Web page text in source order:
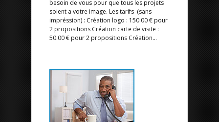
besoin de vous pour que tous les projets
soient a votre image. Les tarifs (sans
impréssion) : Création logo : 150.00 € pour
2 propositions Création carte de visite :
50.00 € pour 2 propositions Création...